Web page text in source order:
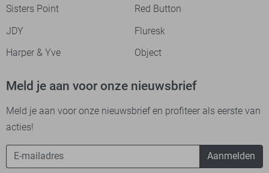
Sisters Point
Red Button
JDY
Fluresk
Harper & Yve
Object
Meld je aan voor onze nieuwsbrief
Meld je aan voor onze nieuwsbrief en profiteer als eerste van
acties!
Aanmelden